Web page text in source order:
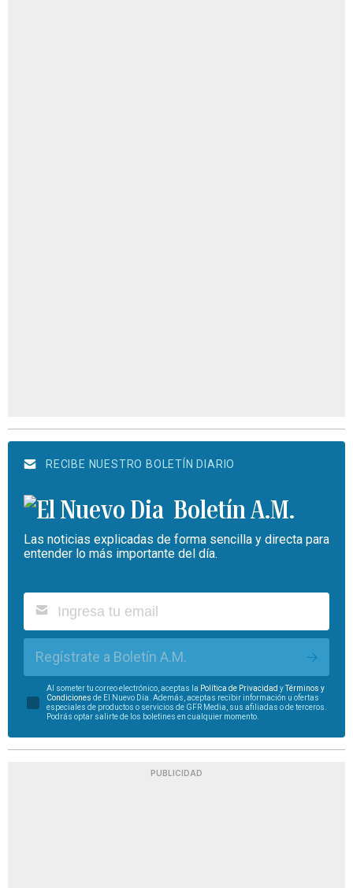
RECIBE NUESTRO BOLETÍN DIARIO
Boletín A.M.
Las noticias explicadas de forma sencilla y directa para
entender lo más importante del día.
Regístrate a Boletín A.M.
Al someter tu correo electrónico, aceptas la Política de Privacidad yTérminos y
Condiciones de El Nuevo Día. Además, aceptas recibir información u ofertas
especiales de productos o servicios de GFR Media, sus afiliadas o de terceros.
Podrás optar salirte de los boletines en cualquier momento.
PUBLICIDAD